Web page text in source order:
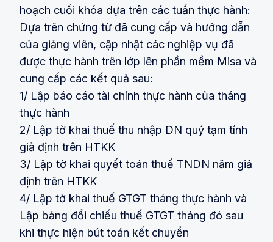
hoạch cuối khóa dựa trên các tuần thực hành:
Dựa trên chứng từ đã cung cấp và hướng dẫn
của giảng viên, cập nhật các nghiệp vụ đã
được thực hành trên lớp lên phần mềm Misa và
cung cấp các kết quả sau:
1/ Lập báo cáo tài chính thực hành của tháng
thực hành
2/ Lập tờ khai thuế thu nhập DN quý tạm tính
giả định trên HTKK
3/ Lập tờ khai quyết toán thuế TNDN năm giả
định trên HTKK
4/ Lập tờ khai thuế GTGT tháng thực hành và
Lập bảng đổi chiếu thuế GTGT tháng đó sau
khi thực hiện bút toán kết chuyển